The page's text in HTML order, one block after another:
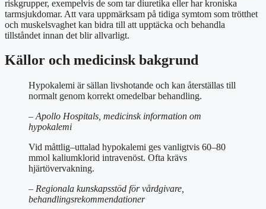
riskgrupper, exempelvis de som tar diuretika eller har kroniska
tarmsjukdomar. Att vara uppmärksam på tidiga symtom som trötthet
och muskelsvaghet kan bidra till att upptäcka och behandla
tillståndet innan det blir allvarligt.
Källor och medicinsk bakgrund
Hypokalemi är sällan livshotande och kan återställas till
normalt genom korrekt omedelbar behandling.
– Apollo Hospitals, medicinsk information om
hypokalemi
Vid måttlig–uttalad hypokalemi ges vanligtvis 60–80
mmol kaliumklorid intravenöst. Ofta krävs
hjärtövervakning.
– Regionala kunskapsstöd för vårdgivare,
behandlingsrekommendationer